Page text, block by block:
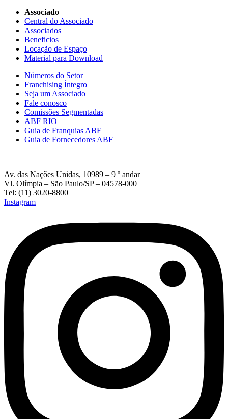
Associado
Central do Associado
Associados
Beneficios
Locação de Espaço
Material para Download
Números do Setor
Franchising Íntegro
Seja um Associado
Fale conosco
Comissões Segmentadas
ABF RIO
Guia de Franquias ABF
Guia de Fornecedores ABF
Av. das Nações Unidas, 10989 – 9 º andar
Vl. Olímpia – São Paulo/SP – 04578-000
Tel: (11) 3020-8800
Instagram